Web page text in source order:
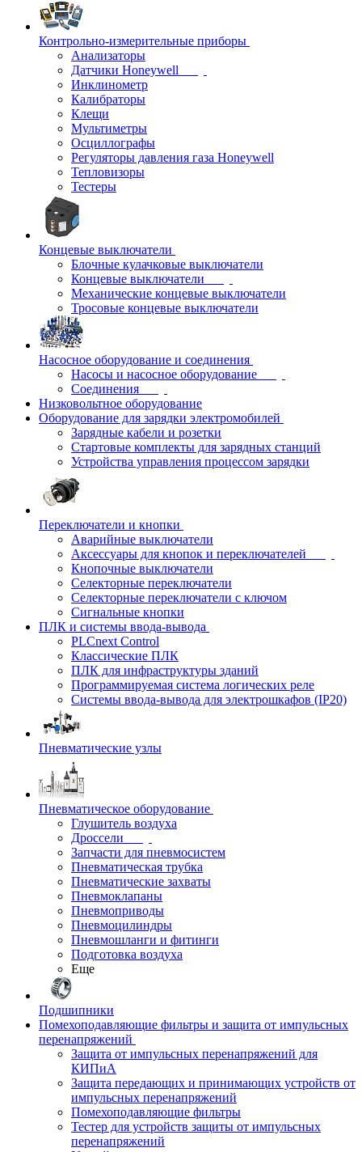
Контрольно-измерительные приборы
Анализаторы
Датчики Honeywell
Инклинометр
Калибраторы
Клещи
Мультиметры
Осциллографы
Регуляторы давления газа Honeywell
Тепловизоры
Тестеры
Концевые выключатели
Блочные кулачковые выключатели
Концевые выключатели
Механические концевые выключатели
Тросовые концевые выключатели
Насосное оборудование и соединения
Насосы и насосное оборудование
Соединения
Низковольтное оборудование
Оборудование для зарядки электромобилей
Зарядные кабели и розетки
Стартовые комплекты для зарядных станций
Устройства управления процессом зарядки
Переключатели и кнопки
Аварийные выключатели
Аксессуары для кнопок и переключателей
Кнопочные выключатели
Селекторные переключатели
Селекторные переключатели с ключом
Сигнальные кнопки
ПЛК и системы ввода-вывода
PLCnext Control
Классические ПЛК
ПЛК для инфраструктуры зданий
Программируемая система логических реле
Системы ввода-вывода для электрошкафов (IP20)
Пневматические узлы
Пневматическое оборудование
Глушитель воздуха
Дроссели
Запчасти для пневмосистем
Пневматическая трубка
Пневматические захваты
Пневмоклапаны
Пневмоприводы
Пневмоцилиндры
Пневмошланги и фитинги
Подготовка воздуха
Еще
Подшипники
Помехоподавляющие фильтры и защита от импульсных
перенапряжений
Защита от импульсных перенапряжений для
КИПиА
Защита передающих и принимающих устройств от
импульсных перенапряжений
Помехоподавляющие фильтры
Тестер для устройств защиты от импульсных
перенапряжений